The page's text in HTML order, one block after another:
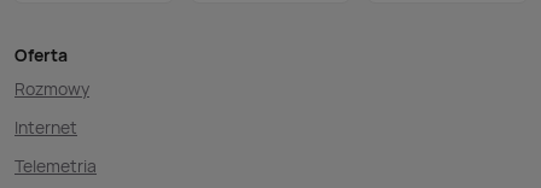
Oferta
Rozmowy
Internet
Telemetria